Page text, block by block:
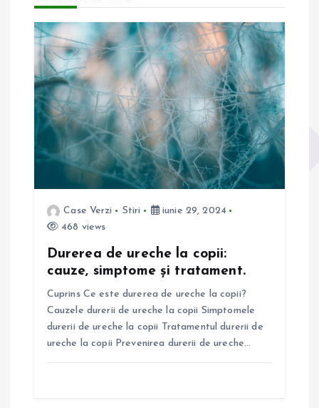
e
n
a
Case Verzi Stiri
iunie 29, 2024
468 views
Durerea de ureche la copii:
cauze, simptome și tratament.
Cuprins Ce este durerea de ureche la copii?
Cauzele durerii de ureche la copii Simptomele
durerii de ureche la copii Tratamentul durerii de
ureche la copii Prevenirea durerii de ureche…